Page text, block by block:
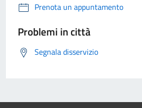
Prenota un appuntamento
Problemi in città
Segnala disservizio